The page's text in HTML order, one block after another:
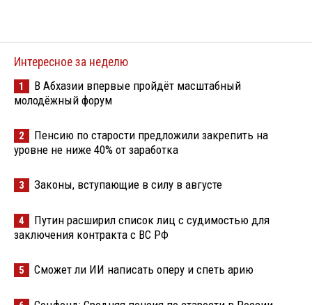
Интересное за неделю
1
В Абхазии впервые пройдёт масштабный
молодёжный форум
2
Пенсию по старости предложили закрепить на
уровне не ниже 40% от заработка
3 Законы, вступающие в силу в августе
4
Путин расширил список лиц с судимостью для
заключения контракта с ВС РФ
5 Сможет ли ИИ написать оперу и спеть арию